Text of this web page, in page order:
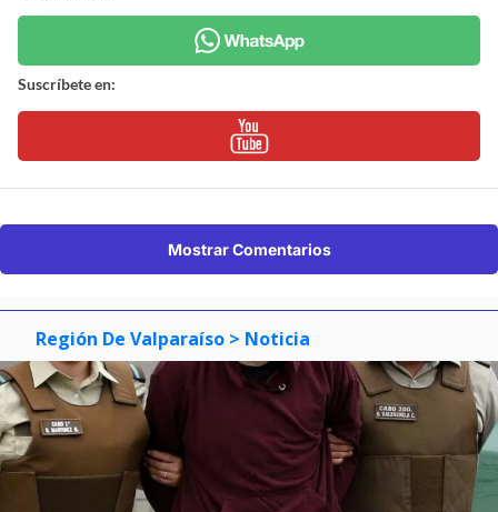
Suscríbete en:
Mostrar Comentarios
Región De Valparaíso > Noticia